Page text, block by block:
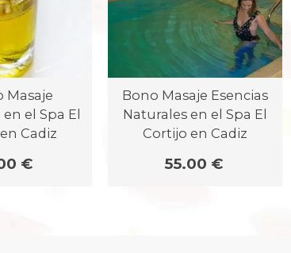
Masaje
el Spa El
Cadiz
€
Bono Masaje Esencias
Naturales en el Spa El
Cortijo en Cadiz
55.00 €